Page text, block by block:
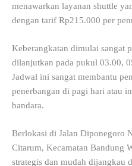
menawarkan layanan shuttle
dengan tarif Rp215.000 per
Keberangkatan dimulai sangat
dilanjutkan pada pukul 03.00,
Jadwal ini sangat membantu
penerbangan di pagi hari atau
bandara.
Berlokasi di Jalan Diponegoro
Citarum, Kecamatan Bandung
strategis dan mudah dijangkau